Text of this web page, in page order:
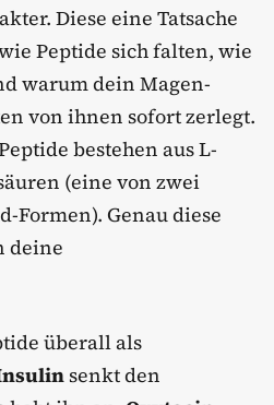
Diese eine Tatsache
Peptide sich falten, wie
warum dein Magen-
von ihnen sofort zerlegt.
bestehen aus L-
(eine von zwei
Formen). Genau diese
deine
überall als
senkt den